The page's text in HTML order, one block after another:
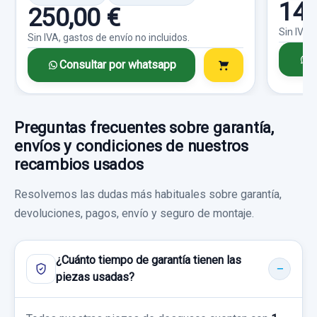
Garantía 1 año
Ref:430575
30,00 €
Sin IVA, gastos de envío no incluidos.
Consultar por whatsapp
MANDO LIMPIA
MANDO LIMPIA usado.
Garantía 1 año
25,00 €
Sin IVA, gastos de envío no incluidos.
CONSOLA CENTRAL 12758679
CONSOLA CENTRAL 12758679 usado.
SAAB 9-5 BERLINA 1.9 TID LINEAR SPORT
Consultar por whatsapp
BRAZO SUSPENSION INFERIOR DELANTERO
IZQUIERDO
250,00 €
Sin IVA, gastos de envío no incluidos.
Consultar por whatsapp
Sin IVA,
Preguntas frecuentes sobre garantía,
envíos y condiciones de nuestros
recambios usados
Resolvemos las dudas más habituales sobre garantía,
devoluciones, pagos, envío y seguro de montaje.
¿Cuánto tiempo de garantía tienen las
piezas usadas?